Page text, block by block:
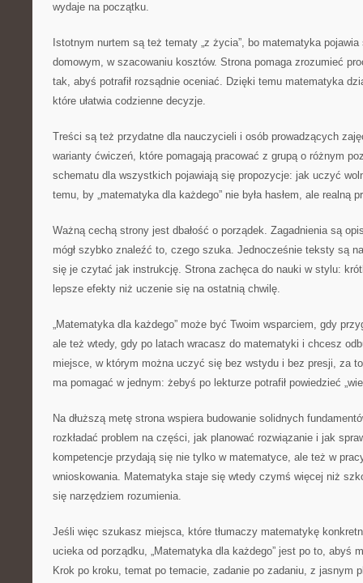
wydaje na początku.
Istotnym nurtem są też tematy „z życia”, bo matematyka
domowym, w szacowaniu kosztów. Strona pomaga zrozumieć
tak, abyś potrafił rozsądnie oceniać. Dzięki temu matematyka
które ułatwia codzienne decyzje.
Treści są też przydatne dla nauczycieli i osób prowadzących
warianty ćwiczeń, które pomagają pracować z grupą o różnym
schematu dla wszystkich pojawiają się propozycje: jak uczyć
temu, by „matematyka dla każdego” nie była hasłem, ale realną
Ważną cechą strony jest dbałość o porządek. Zagadnienia są
mógł szybko znaleźć to, czego szuka. Jednocześnie teksty są
się je czytać jak instrukcję. Strona zachęca do nauki w stylu:
lepsze efekty niż uczenie się na ostatnią chwilę.
„Matematyka dla każdego” może być Twoim wsparciem, gdy
ale też wtedy, gdy po latach wracasz do matematyki i chcesz
miejsce, w którym można uczyć się bez wstydu i bez presji, za
ma pomagać w jednym: żebyś po lekturze potrafił powiedzieć
Na dłuższą metę strona wspiera budowanie solidnych
rozkładać problem na części, jak planować rozwiązanie i jak
kompetencje przydają się nie tylko w matematyce, ale też w
wnioskowania. Matematyka staje się wtedy czymś więcej niż
się narzędziem rozumienia.
Jeśli więc szukasz miejsca, które tłumaczy matematykę
ucieka od porządku, „Matematyka dla każdego” jest po to, abyś
Krok po kroku, temat po temacie, zadanie po zadaniu, z jasnym